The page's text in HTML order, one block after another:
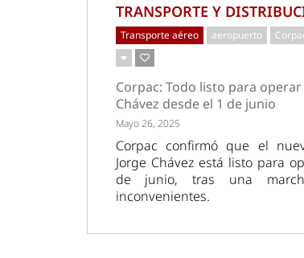
TRANSPORTE Y
Transporte aéreo aeropuerto
Corpac: Todo listo para
Chávez desde el 1 de junio
Mayo 26, 2025
Corpac confirmó que el
Jorge Chávez está listo para
de junio, tras una
inconvenientes.